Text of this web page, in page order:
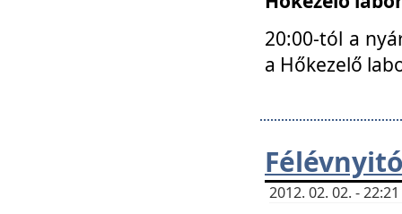
20:00-tól a
a Hőkezelő
2012. 02. 02. -